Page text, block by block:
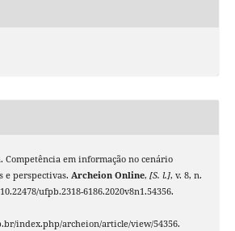
Competência em informação no cenário
e perspectivas. Archeion Online, [S. l.], v. 8, n.
ufpb.2318-6186.2020v8n1.54356.
index.php/archeion/article/view/54356.